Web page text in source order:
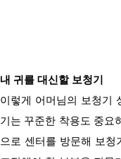
내 귀를 대신할 보청기
이렇게 어머님의 보청기
기는 꾸준한 착용도 중요
으로 센터를 방문해 보청